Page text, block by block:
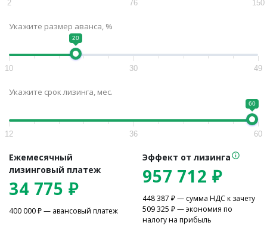
2 76 150
Укажите размер аванса, %
20
10 30 49
Укажите срок лизинга, мес.
60
12 36 60
Ежемесячный
лизинговый платеж
34 775 ₽
400 000₽ — авансовый платеж
Эффект от лизинга
957 712 ₽
448 387 ₽ — сумма НДС к зачету
509 325 ₽ — экономия по
налогу на прибыль